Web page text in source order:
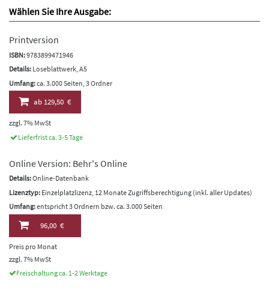
Wählen Sie Ihre Ausgabe:
Printversion
ISBN:9783899471946
Details: Loseblattwerk, A5
Umfang:ca. 3.000 Seiten, 3 Ordner
ab129,50 €
zzgl. 7% MwSt
Lieferfrist ca. 3-5 Tage
Online Version: Behr's Online
Details:Online-Datenbank
Lizenztyp: Einzelplatzlizenz, 12 Monate Zugriffsberechtigung (inkl. aller Updates)
Umfang:entspricht 3 Ordnern bzw. ca. 3.000 Seiten
96,00 €
Preis pro Monat
zzgl. 7% MwSt
Freischaltung ca. 1-2 Werktage